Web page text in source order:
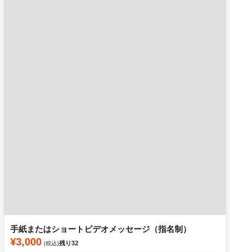
⼿紙またはショートビデオメッセージ（指名制）
¥3,000 (税込)残り32